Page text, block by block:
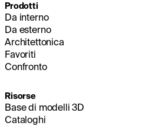
Prodotti
Da interno
Da esterno
Architettonica
Favoriti
Confronto
Risorse
Base di modelli 3D
Cataloghi